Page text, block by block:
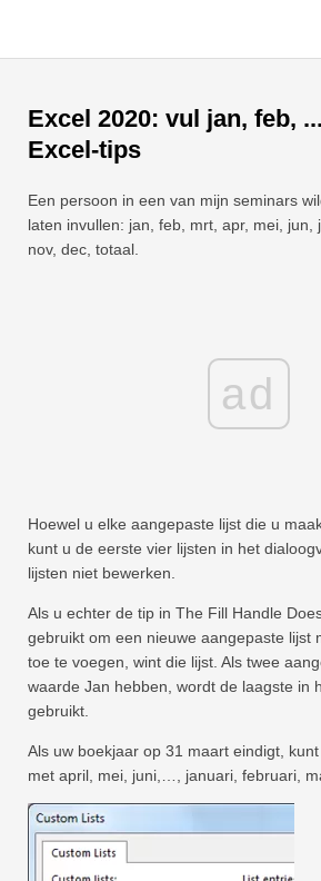
content
Excel-functies
Excel-tips
Toetsenbord sneltoetsen
Draaitabel
C ++
DSA
Snel
Excel 2020: vul jan, feb,
Excel-tips
Een persoon in een van mijn seminars
laten invullen: jan, feb, mrt, apr, mei, jun,
nov, dec, totaal.
ad
Hoewel u elke aangepaste lijst die u
kunt u de eerste vier lijsten in het
lijsten niet bewerken.
Als u echter de tip in The Fill Handle
gebruikt om een ​​nieuwe aangepaste lijst
toe te voegen, wint die lijst. Als twee
waarde Jan hebben, wordt de laagste in
gebruikt.
Als uw boekjaar op 31 maart eindigt,
met april, mei, juni,…, januari, februari,